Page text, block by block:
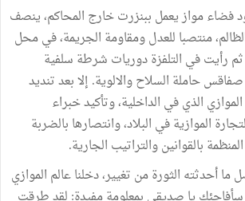
فضاء مواز يعمل ببنزرت خارج المحاكم، ينصف
منتصبا للعدل ومقاومة الجريمة، في محل
ثم رأيت في التلفزة دوريات شرطة سلفية
حاملة السلاح والالوية. إلا بعد تنديد
الذي في الداخلية، وتأكيد خبراء
الموازية في البلاد، وانتصارها بالضربة
بالقوانين والتراتيب الجارية.
ما أحدثته الثورة من تغيير، دخلنا عالم الموازي